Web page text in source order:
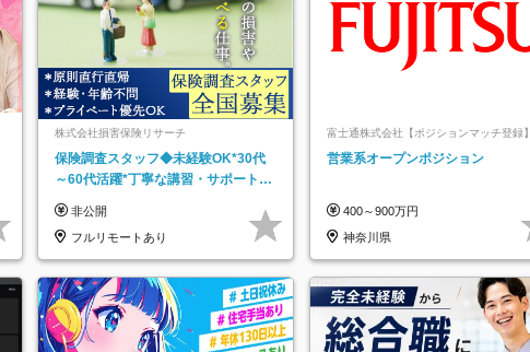
株式会社損害保険リサーチ
保険調査スタッフ◆未経験OK*30代
～60代活躍*丁寧な講習・サポートあ
託
非公開
フルリモートあり
富士通株式会社【ポジションマッチ登録】
営業系オープンポジション
400～900万円
神奈川県